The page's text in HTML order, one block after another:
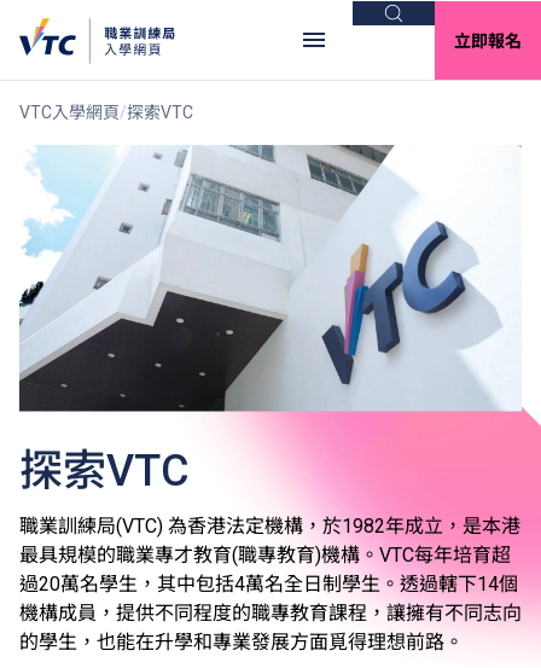
搜尋
立即報名
VTC入學網頁 探索VTC
探索VTC
職業訓練局(VTC) 為香港法定機構，於1982年成立，是本港
最具規模的職業專才教育(職專教育)機構。VTC每年培育超
過20萬名學生，其中包括4萬名全日制學生。透過轄下14個
機構成員，提供不同程度的職專教育課程，讓擁有不同志向
的學生，也能在升學和專業發展方面覓得理想前路。